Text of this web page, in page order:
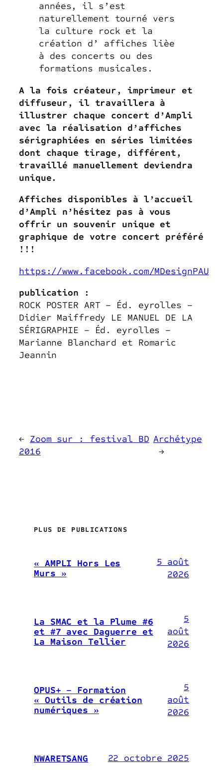
années, il s’est
naturellement tourné vers
la culture rock et la
création d’ affiches lièe
à des concerts ou des
formations musicales.
A la fois créateur, imprimeur et
diffuseur, il travaillera à
illustrer chaque concert d’Ampli
avec la réalisation d’affiches
sérigraphiées en séries limitées
dont chaque tirage, différent,
travaillé manuellement deviendra
unique.
Affiches disponibles à l’accueil
d’Ampli n’hésitez pas à vous
offrir un souvenir unique et
graphique de votre concert préféré
!!!
https://www.facebook.com/MDesignPAU
publication :
ROCK POSTER ART – Éd. eyrolles –
Didier Maiffredy LE MANUEL DE LA
SÉRIGRAPHIE – Éd. eyrolles –
Marianne Blanchard et Romaric
Jeannin
← Zoom sur : festival BD
2016
Archétype
→
PLUS DE PUBLICATIONS
« AMPLI Hors Les
Murs »
5 août
2026
La SMAC et la Plume #6
et #7 avec Daguerre et
La Maison Tellier
5
août
2026
OPUS+ – Formation
« Outils de création
numériques »
5
août
2026
NWARETSANG 22 octobre 2025